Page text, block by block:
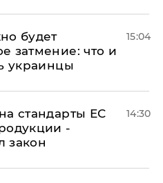
будет
затмение: что и
украинцы
15:04
стандарты ЕС
-
закон
14:30